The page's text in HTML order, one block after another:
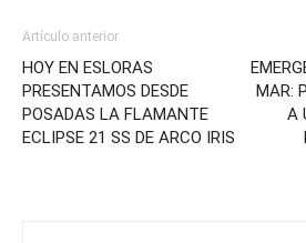
Artículo anterior
HOY EN ESLORAS
PRESENTAMOS DESDE
POSADAS LA FLAMANTE
ECLIPSE 21 SS DE ARCO IRIS
MAR:
A